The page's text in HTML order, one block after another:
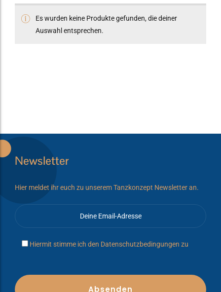
Es wurden keine Produkte gefunden, die deiner
Auswahl entsprechen.
Newsletter
Hier meldet ihr euch zu unserem Tanzkonzept Newsletter an.
Hiermit stimme ich den Datenschutzbedingungen zu